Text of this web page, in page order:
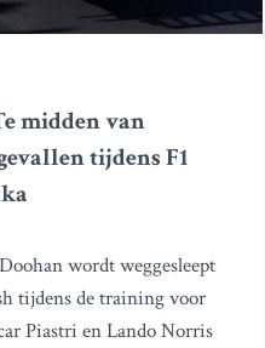
midden van
tijdens F1
wordt weggesleept
tijdens de training voor
Piastri en Lando Norris